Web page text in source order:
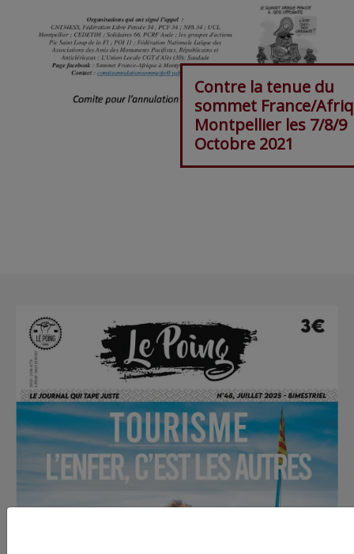
Contre la tenue du
sommet France/
Montpellier les 7/8/9
Octobre 2021